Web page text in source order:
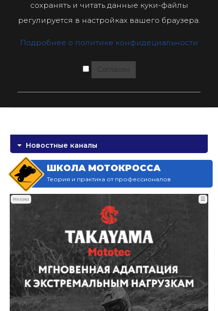
сохранять и читать данные куки-файлы
регулируется в настройках вашего браузера.
Подробнее о политике конфидециальности
Согласен
Новостные каналы
ШКОЛА МОТОКРОССА
Теория и практика от профессионалов
Реклама ☰